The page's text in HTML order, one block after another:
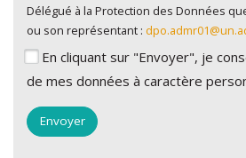
Délégué à la Protection des Données
ou son représentant :
En cliquant sur "Envoyer", je
de mes données à caractère